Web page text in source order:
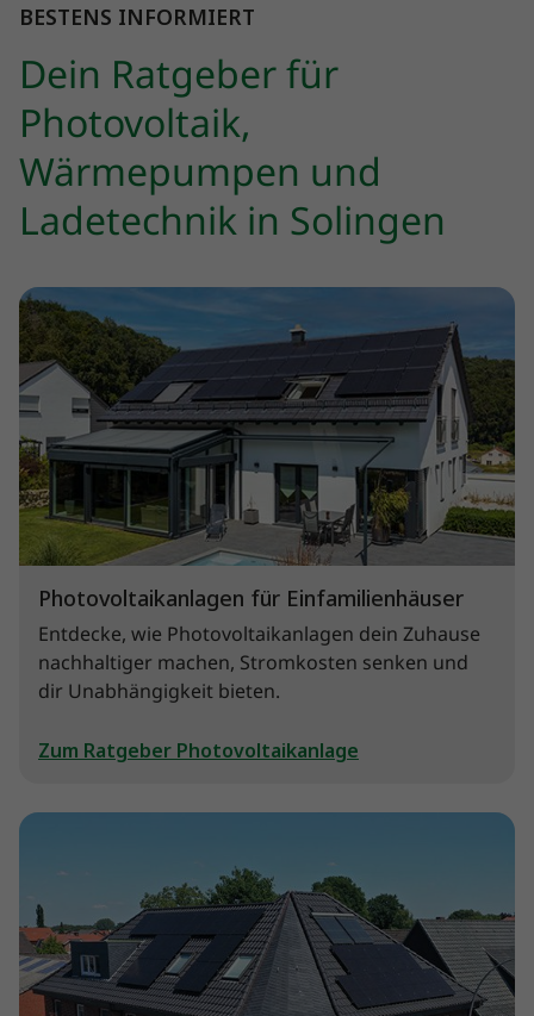
BESTENS INFORMIERT
Dein Ratgeber für
Photovoltaik,
Wärmepumpen und
Ladetechnik in Solingen
Photovoltaikanlagen für Einfamilienhäuser
Entdecke, wie Photovoltaikanlagen dein Zuhause
nachhaltiger machen, Stromkosten senken und
dir Unabhängigkeit bieten.
Zum Ratgeber Photovoltaikanlage